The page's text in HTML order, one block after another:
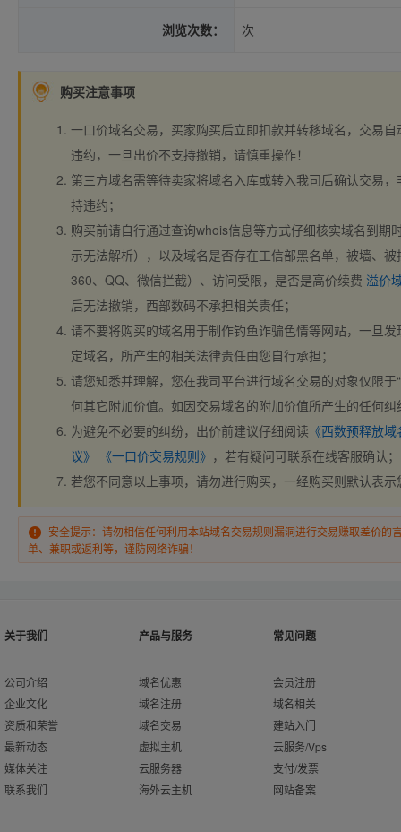
浏览次数： 次
购买注意事项
一口价域名交易，买家购买后立即扣款并转移域名，交易
违约，一旦出价不支持撤销，请慎重操作！
第三方域名需等待卖家将域名入库或转入我司后确认交易
持违约；
购买前请自行通过查询whois信息等方式仔细核实域名到期
示无法解析），以及域名是否存在工信部黑名单，被墙、
360、QQ、微信拦截）、访问受限，是否是高价续费 溢价
后无法撤销，西部数码不承担相关责任；
请不要将购买的域名用于制作钓鱼诈骗色情等网站，一旦
定域名，所产生的相关法律责任由您自行承担；
请您知悉并理解，您在我司平台进行域名交易的对象仅限于
何其它附加价值。如因交易域名的附加价值所产生的任何
为避免不必要的纠纷，出价前建议仔细阅读 《西数预释放
议》
《一口价交易规则》 ，若有疑问可联系在线客服确认；
若您不同意以上事项，请勿进行购买，一经购买则默认表
安全提示：请勿相信任何利用本站域名交易规则漏洞进行交易赚取差价的
单、兼职或返利等，谨防网络诈骗！
关于我们
公司介绍
企业文化
资质和荣誉
最新动态
媒体关注
联系我们
产品与服务
域名优惠
域名注册
域名交易
虚拟主机
云服务器
海外云主机
常见问题
会员注册
域名相关
建站入门
云服务/Vps
支付/发票
网站备案